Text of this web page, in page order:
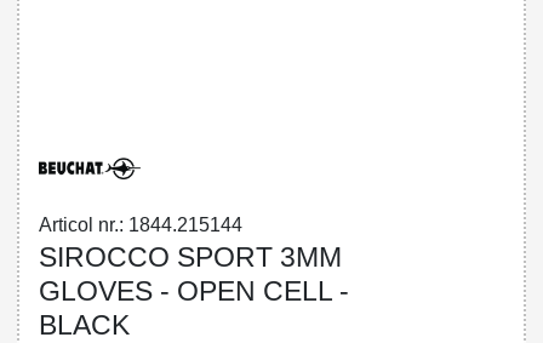
Articol nr.: 1844.215144
SIROCCO SPORT 3MM
GLOVES - OPEN CELL -
BLACK